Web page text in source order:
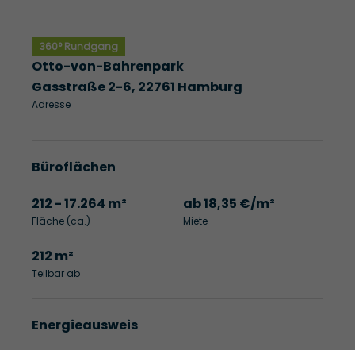
360° Rundgang
Otto-von-Bahrenpark
Gasstraße 2-6, 22761 Hamburg
Adresse
Büroflächen
212 - 17.264 m²
Fläche (ca.)
ab 18,35 €/m²
Miete
212 m²
Teilbar ab
Energieausweis